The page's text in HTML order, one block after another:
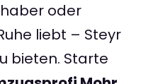
oder
liebt – Steyr
bieten. Starte